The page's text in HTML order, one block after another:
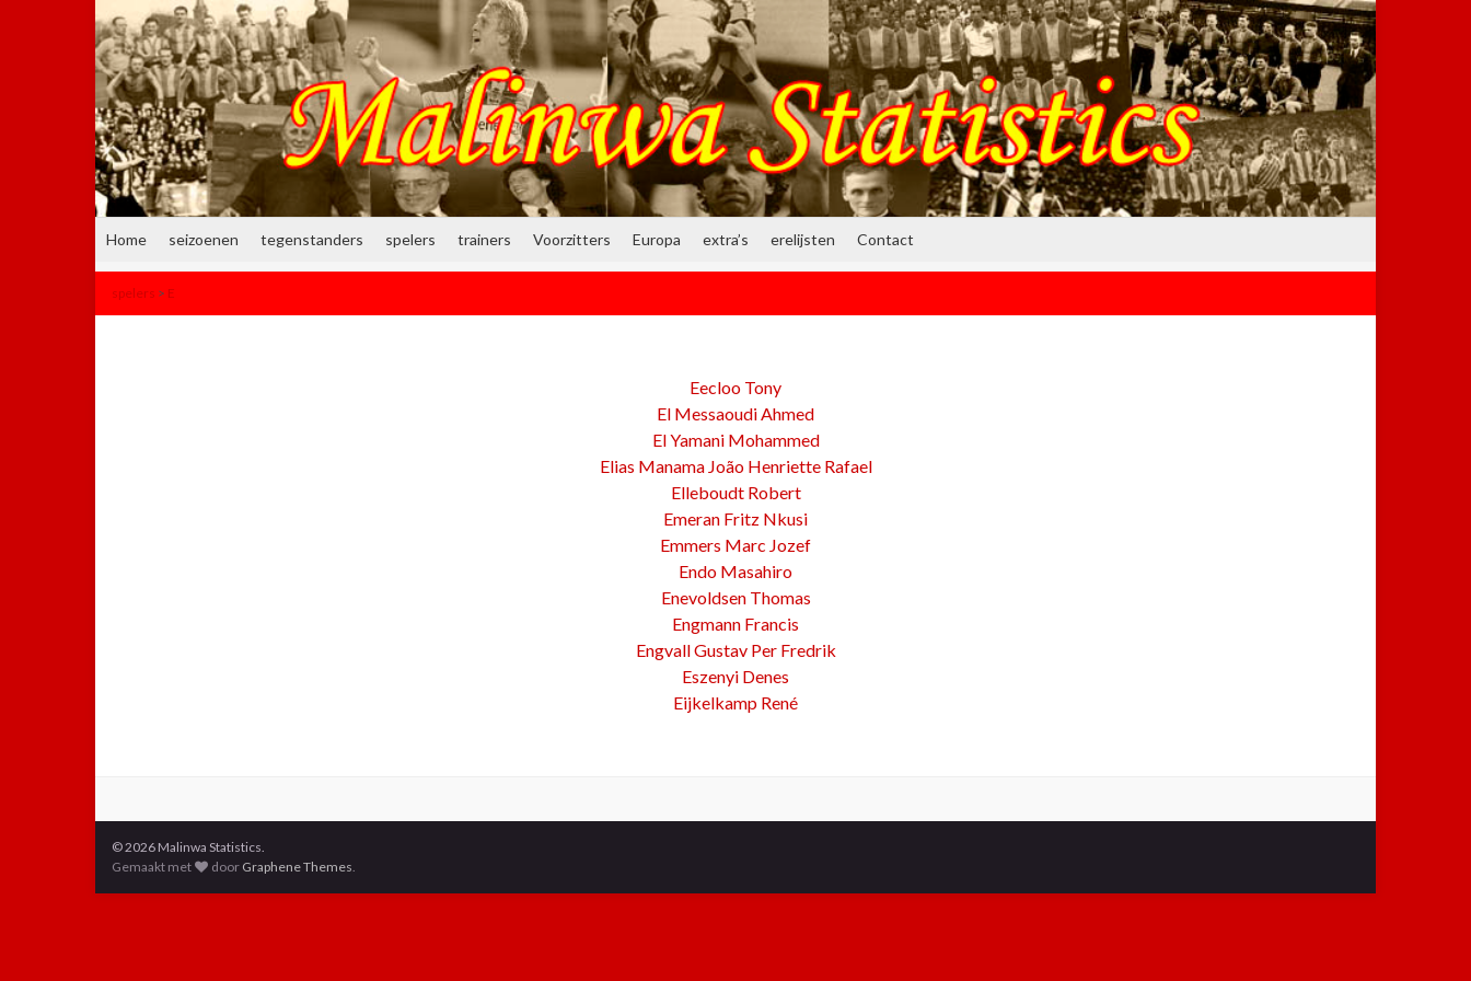
Home seizoenen tegenstanders spelers trainers Voorzitters Europa extra’s erelijsten Contact
spelers > E
Eecloo Tony
El Messaoudi Ahmed
El Yamani Mohammed
Elias Manama João Henriette Rafael
Elleboudt Robert
Emeran Fritz Nkusi
Emmers Marc Jozef
Endo Masahiro
Enevoldsen Thomas
Engmann Francis
Engvall Gustav Per Fredrik
Eszenyi Denes
Eijkelkamp René
© 2026 Malinwa Statistics.
Gemaakt met
door Graphene Themes.